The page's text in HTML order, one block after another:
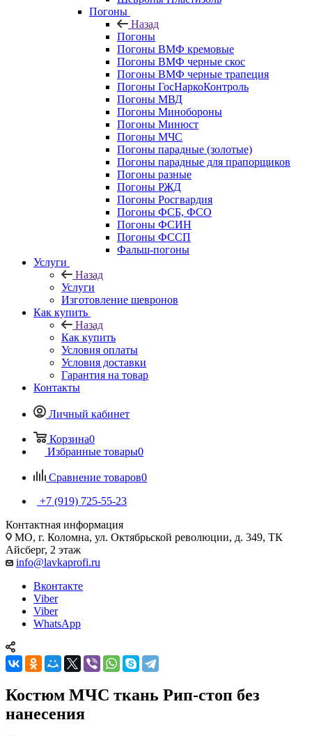
Погоны
Назад
Погоны
Погоны ВМФ кремовые
Погоны ВМФ черные скос
Погоны ВМФ черные трапеция
Погоны ГосНаркоКонтроль
Погоны МВД
Погоны Минобороны
Погоны Минюст
Погоны МЧС
Погоны парадные (золотые)
Погоны парадные для прапорщиков
Погоны разные
Погоны РЖД
Погоны Росгвардия
Погоны ФСБ, ФСО
Погоны ФСИН
Погоны ФССП
Фальш-погоны
Услуги
Назад
Услуги
Изготовление шевронов
Как купить
Назад
Как купить
Условия оплаты
Условия доставки
Гарантия на товар
Контакты
Личный кабинет
Корзина0
Избранные товары0
Сравнение товаров0
+7 (919) 725-55-23
Контактная информация
МО, г. Коломна, ул. Октябрьской революции, д. 349, ТК
Айсберг, 2 этаж
info@lavkaprofi.ru
Вконтакте
Viber
Viber
WhatsApp
Костюм МЧС ткань Рип-стоп без
нанесения